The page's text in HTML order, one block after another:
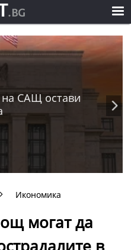
на САЩ остави
Икономика
могат да